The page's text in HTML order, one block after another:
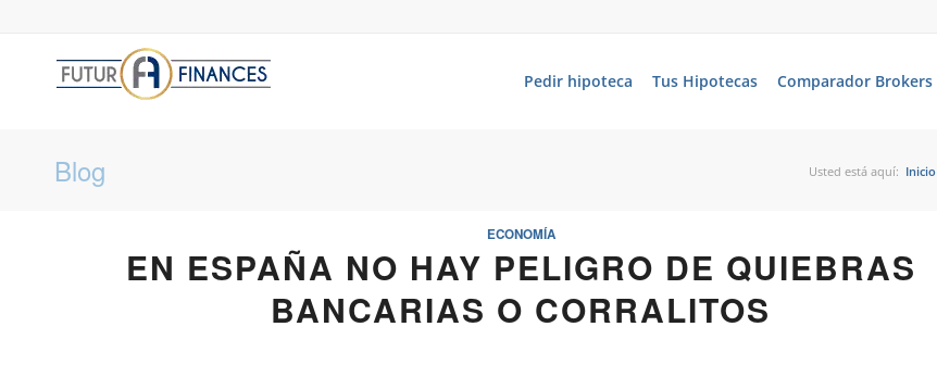
Pedir hipoteca Tus Hipotecas Comparador Brokers
Blog Usted está aquí: Inicio
ECONOMÍA
EN ESPAÑA NO HAY PELIGRO DE QUIEBRAS
BANCARIAS O CORRALITOS